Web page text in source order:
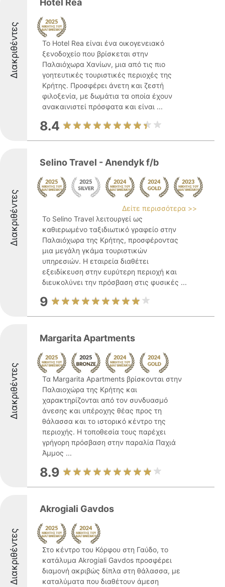
Διακριθέντες
Hotel Rea
Το Hotel Rea είναι ένα οικογενειακό
ξενοδοχείο που βρίσκεται στην
Παλαιόχωρα Χανίων, μια από τις πιο
γοητευτικές τουριστικές περιοχές της
Κρήτης. Προσφέρει άνετη και ζεστή
φιλοξενία, με δωμάτια τα οποία έχουν
ανακαινιστεί πρόσφατα και είναι ...
8.4
Διακριθέντες
Selino Travel - Anendyk f/b
Δείτε περισσότερα >>
Το Selino Travel λειτουργεί ως
καθιερωμένο ταξιδιωτικό γραφείο στην
Παλαιόχωρα της Κρήτης, προσφέροντας
μια μεγάλη γκάμα τουριστικών
υπηρεσιών. Η εταιρεία διαθέτει
εξειδίκευση στην ευρύτερη περιοχή και
διευκολύνει την πρόσβαση στις φυσικές ...
9
Διακριθέντες
Margarita Apartments
Τα Margarita Apartments βρίσκονται στην
Παλαιοχώρα της Κρήτης και
χαρακτηρίζονται από τον συνδυασμό
άνεσης και υπέροχης θέας προς τη
θάλασσα και το ιστορικό κέντρο της
περιοχής. Η τοποθεσία τους παρέχει
γρήγορη πρόσβαση στην παραλία Παχιά
Άμμος ...
8.9
Διακριθέντες
Akrogiali Gavdos
Στο κέντρο του Κόρφου στη Γαύδο, το
κατάλυμα Akrogiali Gavdos προσφέρει
διαμονή ακριβώς δίπλα στη θάλασσα, με
καταλύματα που διαθέτουν άμεση